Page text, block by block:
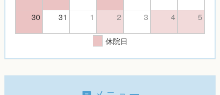
30 31 1 2 3 4 5
休院日